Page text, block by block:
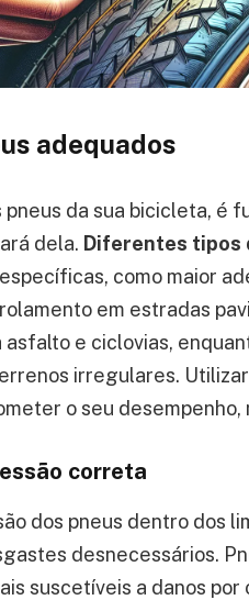
adequados
pneus da sua bicicleta, é
dela. Diferentes tipos
como maior
em estradas
asfalto e ciclovias,
irregulares.
o seu
correta
dos pneus dentro dos
desnecessários.
suscetíveis a danos